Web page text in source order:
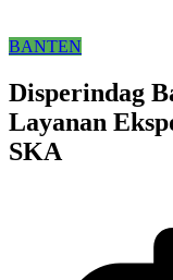
BANTEN
Disperindag
Layanan
SKA